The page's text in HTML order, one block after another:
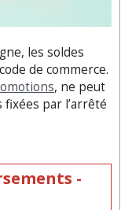
les soldes
de commerce.
, ne peut
par l’arrêté
-